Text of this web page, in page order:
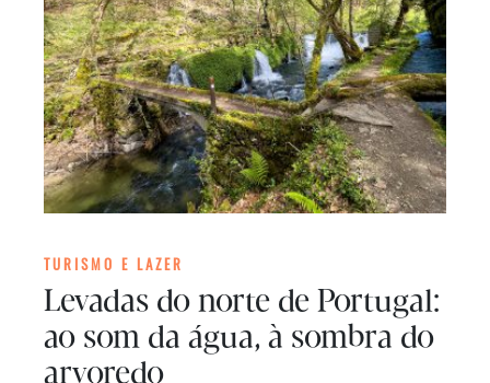
TURISMO E LAZER
Levadas do norte de Portugal:
ao som da água, à sombra do
arvoredo